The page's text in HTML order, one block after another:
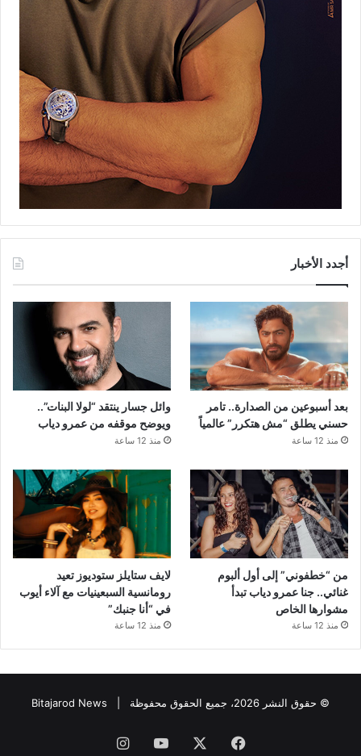
أجدد الأخبار
بعد أسبوعين من الصدارة.. تامر
حسني يطلق “مش هتكرر” عالمياً
منذ 12 ساعة
وائل جسار ينتقد “لولا البنات”..
ويوضح موقفه من عمرو دياب
منذ 12 ساعة
من “خطفوني” إلى أول ألبوم
غنائي.. جنا عمرو دياب تبدأ
مشوارها الخاص
منذ 12 ساعة
لايف ستايلز ستوديوز تعيد
رومانسية السبعينيات مع آلاء أيوب
في “أنا جنبك”
منذ 12 ساعة
© حقوق النشر 2026، جميع الحقوق محفوظة | Bitajarod News
فيسبوك ‫YouTubeانستقرام